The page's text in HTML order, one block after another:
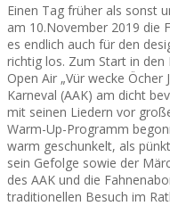
Einen Tag früher als sonst
am 10.November 2019 die
es endlich auch für den
richtig los. Zum Start in
Open Air „Vür wecke Öcher
Karneval (AAK) am dicht
mit seinen Liedern vor
Warm-Up-Programm
warm geschunkelt, als
sein Gefolge sowie der
des AAK und die
traditionellen Besuch im